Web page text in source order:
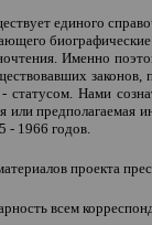
единого
Именно
законов,
- статусом. Нами
или предполагаемая
- 1966 годов.
проекта
всем